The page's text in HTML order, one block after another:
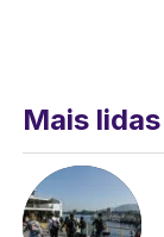
Mais lidas